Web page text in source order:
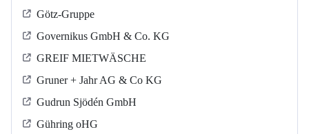
Götz-Gruppe
Governikus GmbH & Co. KG
GREIF MIETWÄSCHE
Gruner + Jahr AG & Co KG
Gudrun Sjödén GmbH
Gühring oHG